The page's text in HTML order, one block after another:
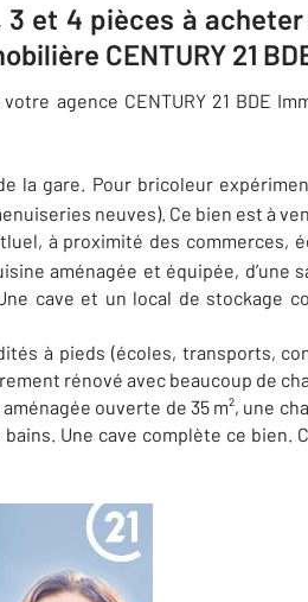
et 4 pièces à
CENTURY 21
votre agence CENTURY 21 BDE
la gare. Pour bricoleur
neuves). Ce bien est à
à proximité des commerces,
aménagée et équipée, d’une
cave et un local de stockage
à pieds (écoles, transports,
rénové avec beaucoup de
ouverte de 35 m², une
Une cave complète ce bien.